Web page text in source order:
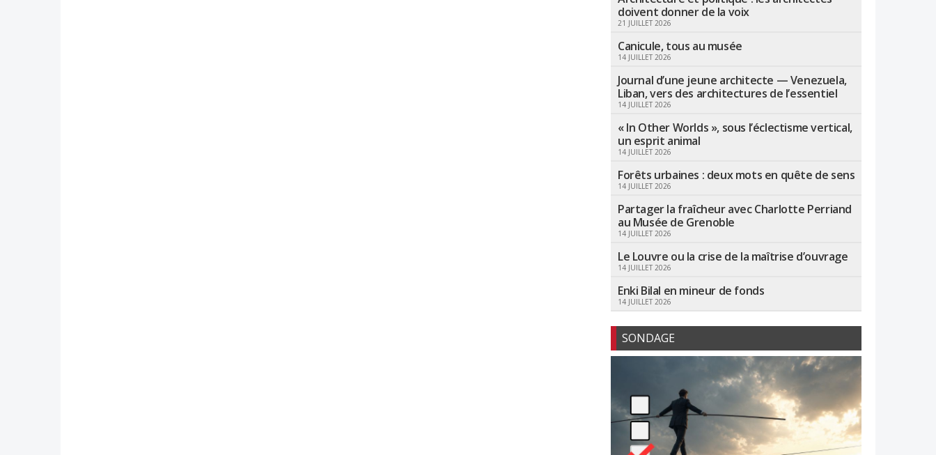
doivent donner de la voix
21 JUILLET 2026
Canicule, tous au musée
14 JUILLET 2026
Journal d’une jeune architecte — Venezuela,
Liban, vers des architectures de l’essentiel
14 JUILLET 2026
« In Other Worlds », sous l’éclectisme vertical,
un esprit animal
14 JUILLET 2026
Forêts urbaines : deux mots en quête de sens
14 JUILLET 2026
Partager la fraîcheur avec Charlotte Perriand
au Musée de Grenoble
14 JUILLET 2026
Le Louvre ou la crise de la maîtrise d’ouvrage
14 JUILLET 2026
Enki Bilal en mineur de fonds
14 JUILLET 2026
SONDAGE